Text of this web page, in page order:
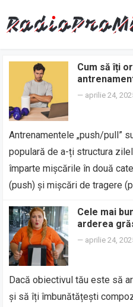
Cum să îți
— aprilie 24,
Antrenamentele „push/pull”
populară de a-ți structura
împarte mișcările în două
(push) și mișcări de tragere
Cele mai
arderea
— aprilie 24,
Dacă obiectivul tău este să
și să îți îmbunătățești